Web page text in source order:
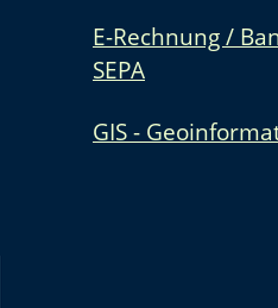
E-Rechnung /
SEPA
GIS -